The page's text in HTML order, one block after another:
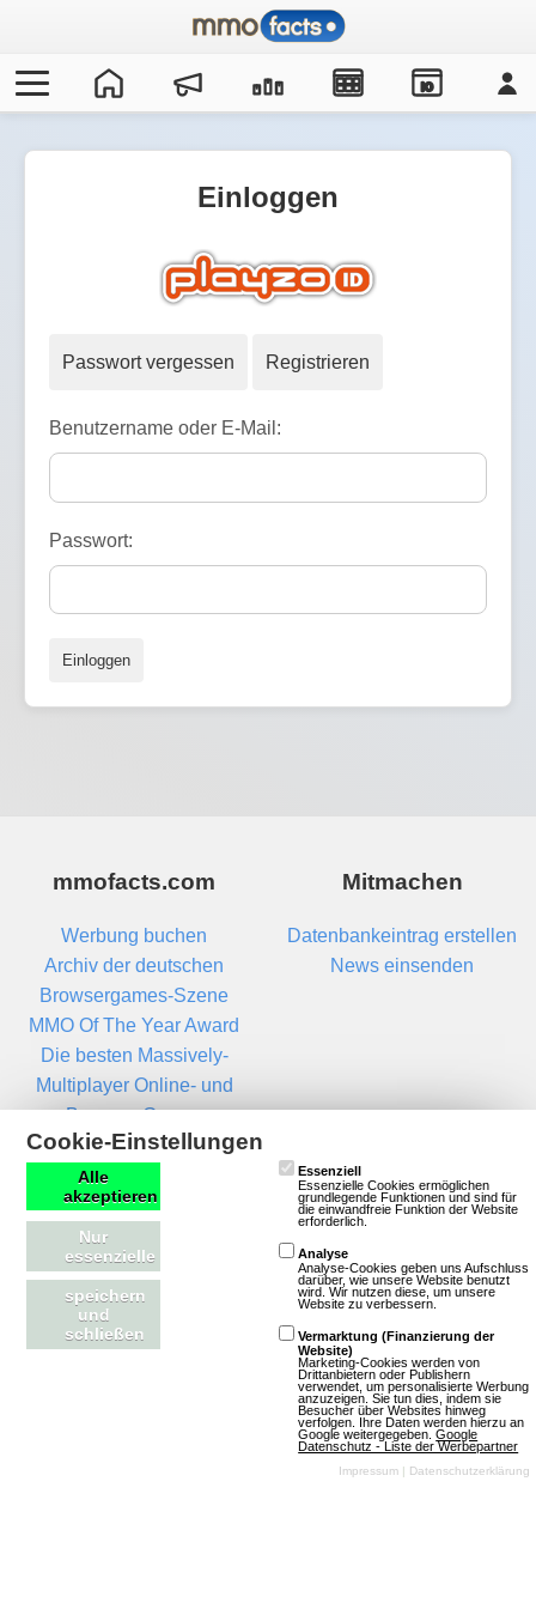
IO
Einloggen
Passwort vergessen Registrieren
Benutzername oder E-Mail:
Passwort:
Einloggen
mmofacts.com
Werbung buchen
Archiv der deutschen
Browsergames-Szene
MMO Of The Year Award
Die besten Massively-
Multiplayer Online- und
Browser-Games
Mitmachen
Datenbankeintrag erstellen
News einsenden
RSS Feeds
Neue Spiele in der
Cookie-Einstellungen
Alle
akzeptieren
Nur
essenzielle
speichern
und
schließen
Essenziell
Essenzielle Cookies ermöglichen
grundlegende Funktionen und sind für
die einwandfreie Funktion der Website
erforderlich.
Analyse
Analyse-Cookies geben uns Aufschluss
darüber, wie unsere Website benutzt
wird. Wir nutzen diese, um unsere
Website zu verbessern.
Vermarktung (Finanzierung der
Website)
Marketing-Cookies werden von
Drittanbietern oder Publishern
verwendet, um personalisierte Werbung
anzuzeigen. Sie tun dies, indem sie
Besucher über Websites hinweg
verfolgen. Ihre Daten werden hierzu an
Google weitergegeben.Google
Datenschutz - Liste der Werbepartner
Impressum | Datenschutzerklärung